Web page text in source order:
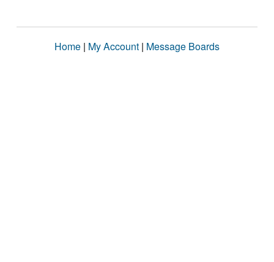
Home | My Account | Message Boards